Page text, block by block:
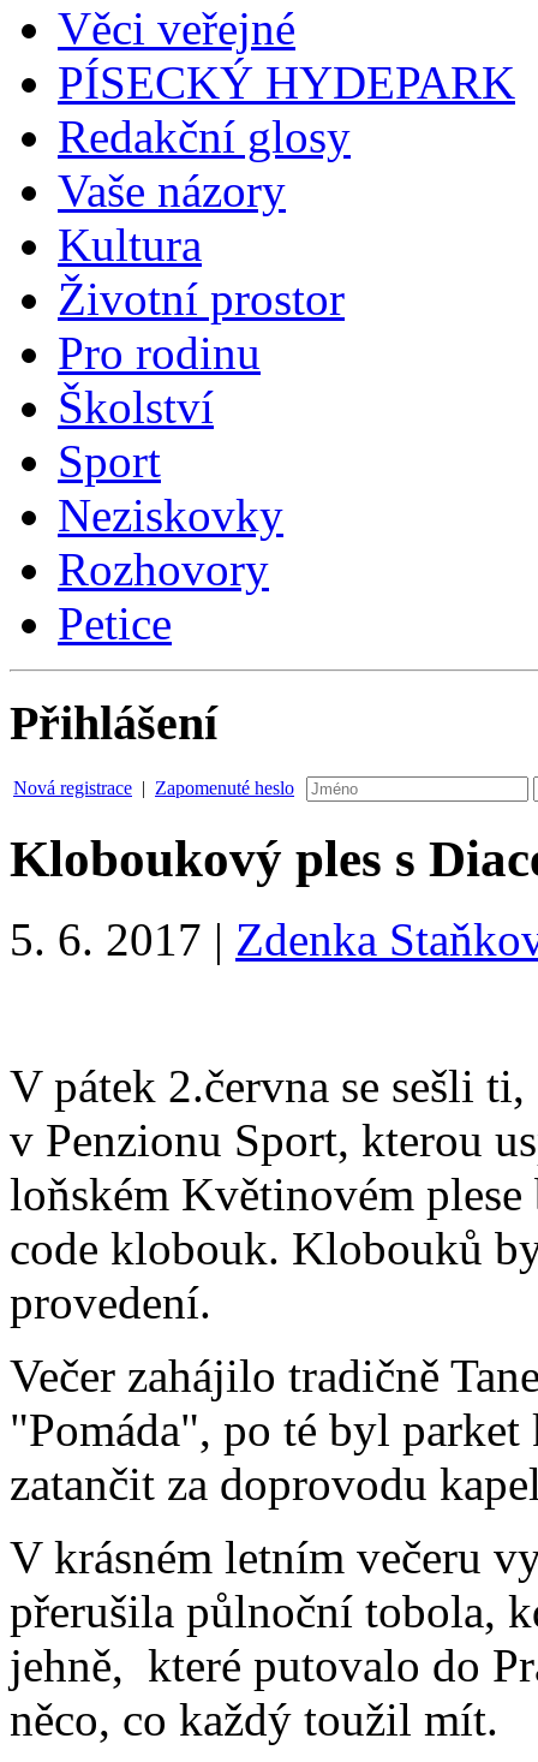
Věci veřejné
PÍSECKÝ HYDEPARK
Redakční glosy
Vaše názory
Kultura
Životní prostor
Pro rodinu
Školství
Sport
Neziskovky
Rozhovory
Petice
Přihlášení
Nová registrace | Zapomenuté heslo
Kloboukový ples s
5. 6. 2017 | Zdenka
V pátek 2.června se sešli
v Penzionu Sport, kterou
loňském Květinovém
code klobouk. Klobouků
provedení.
Večer zahájilo tradičně
"Pomáda", po té byl
zatančit za doprovodu
V krásném letním večeru
přerušila půlnoční tobola,
jehně, které putovalo do
něco, co každý toužil mít.